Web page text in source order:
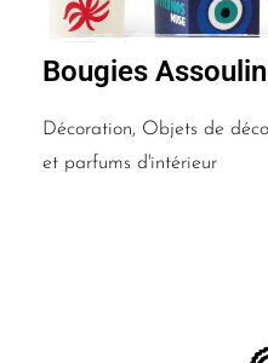
Bougies
Décoration, Objets de
et parfums d'intérieur